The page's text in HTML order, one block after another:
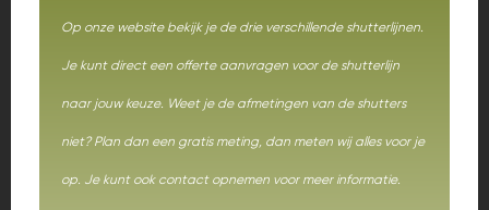
Op onze website bekijk je de drie verschillende shutterlijnen.
Je kunt direct een offerte aanvragen voor de shutterlijn
naar jouw keuze. Weet je de afmetingen van de shutters
niet? Plan dan een gratis meting, dan meten wij alles voor je
op. Je kunt ook contact opnemen voor meer informatie.